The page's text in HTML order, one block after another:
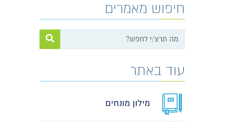
חיפוש מאמרים
עוד באתר
מילון מונחים